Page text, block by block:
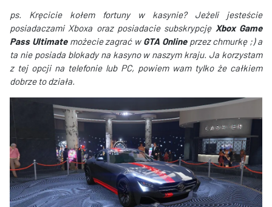
ps. Kręcicie kołem fortuny w kasynie? Jeżeli jesteście
posiadaczami Xboxa oraz posiadacie subskrypcję Xbox Game
Pass Ultimatemożecie zagrać w GTA Onlineprzez chmurkę ;) a
ta nie posiada blokady na kasyno w naszym kraju. Ja korzystam
z tej opcji na telefonie lub PC, powiem wam tylko że całkiem
dobrze to działa.